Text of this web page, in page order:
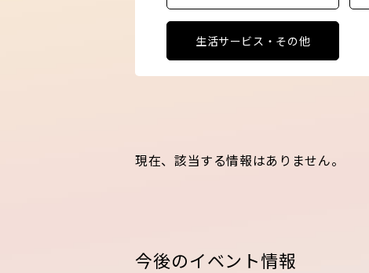
生活サービス・その他
現在、該当する情報はありません。
今後のイベント情報